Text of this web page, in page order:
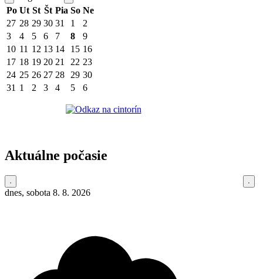
Po Ut St Št Pia So Ne
27 28 29 30 31 1
2
3
4 5 6 7 8
9
10 11 12 13 14 15 16
17 18 19 20 21 22 23
24 25 26 27 28 29 30
31 1 2 3 4 5 6
Aktuálne počasie
dnes, sobota 8. 8. 2026